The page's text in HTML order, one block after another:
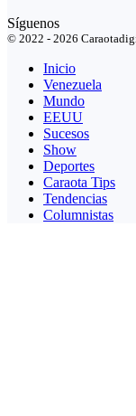
Síguenos
© 2022 - 2026
Inicio
Venezuela
Mundo
EEUU
Sucesos
Show
Deportes
Caraota Tips
Tendencias
Columnistas